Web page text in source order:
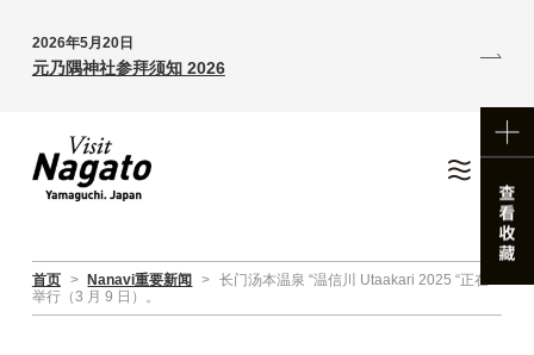
2026年5月20日
元乃隅神社参拜须知 2026
首页 > Nanavi重要新闻 > 长门汤本温泉 “温信川 Utaakari 2025 “正在
举行（3 月 9 日）。